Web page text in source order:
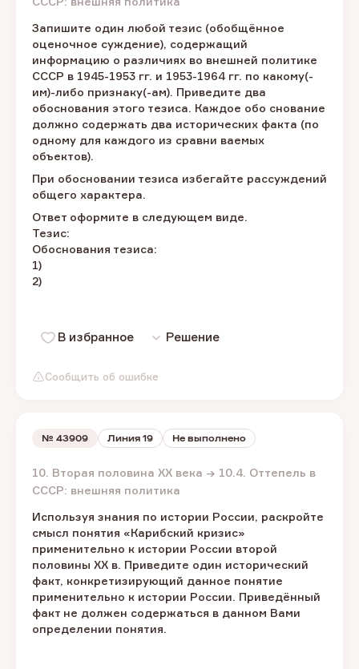
Сообщить об ошибке
Запишите один любой тезис (обобщённое
оценочное суждение), содержащий
информацию о различиях во внешней политике
СССР в 1945-1953 гг. и 1953-1964 гг. по какому(-
им)-либо признаку(-ам). Приведите два
обоснования этого тезиса. Каждое обо снование
должно содержать два исторических факта (по
одному для каждого из сравни ваемых
объектов).
При обосновании тезиса избегайте рассуждений
общего характера.
Ответ оформите в следующем виде.
Тезис:
Обоснования тезиса:
1)
2)
В избранное Решение
№ 43909 Линия 19 Не выполнено
10. Вторая половина XX века → 10.4. Оттепель в
СССР: внешняя политика
Используя знания по истории России, раскройте
смысл понятия «Карибский кризис»
применительно к истории России второй
половины XX в. Приведите один исторический
факт, конкретизирующий данное понятие
применительно к истории России. Приведённый
факт не должен содержаться в данном Вами
определении понятия.